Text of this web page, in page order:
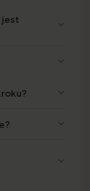
jest